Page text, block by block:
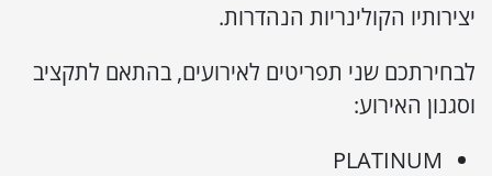
יצירותיו הקולינריות הנהדרות.
לבחירתכם שני תפריטים לאירועים, בהתאם לתקציב
וסגנון האירוע:
PLATINUM